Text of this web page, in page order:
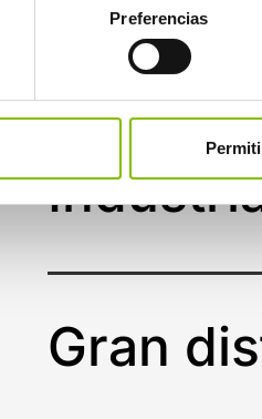
Preferencias
Gran